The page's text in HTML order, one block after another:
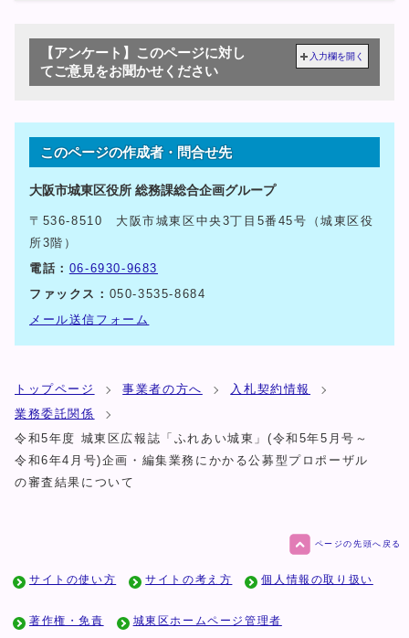
【アンケート】このページに対し
てご意見をお聞かせください
入力欄を開く
このページの作成者・問合せ先
大阪市城東区役所 総務課総合企画グループ
〒536-8510 大阪市城東区中央3丁目5番45号（城東区役
所3階）
電話： 06-6930-9683
ファックス： 050-3535-8684
メール送信フォーム
トップページ 事業者の方へ
入札契約情報
業務委託関係
令和5年度 城東区広報誌「ふれあい城東」(令和5年5月号～
令和6年4月号)企画・編集業務にかかる公募型プロポーザル
の審査結果について
ページの先頭へ戻る
サイトの使い方 サイトの考え方 個人情報の取り扱い
著作権・免責 城東区ホームページ管理者